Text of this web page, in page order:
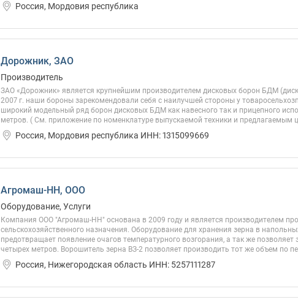
Россия, Мордовия республика
Дорожник, ЗАО
Производитель
ЗАО «Дорожник» является крупнейшим производителем дисковых борон БДМ
2007 г. наши бороны зарекомендовали себя с наилучшей стороны у
широкий модельный ряд борон дисковых БДМ как навесного так и прицепного
метров. ( См. приложение по номенклатуре выпускаемой техники и предлагаемым
Россия, Мордовия республика ИНН: 1315099669
Агромаш-НН, ООО
Оборудование, Услуги
Компания ООО "Агромаш-НН" основана в 2009 году и является производителем
сельскохозяйственного назначения. Оборудование для хранения зерна в
предотвращает появление очагов температурного возгорания, а так же
четырех метров. Ворошитель зерна ВЗ-2 позволяет производить тот же объем по
Россия, Нижегородская область ИНН: 5257111287